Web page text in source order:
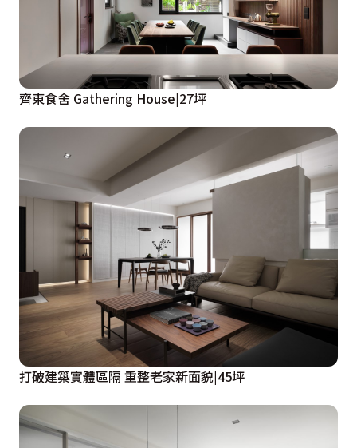
齊東食舍 Gathering House|27坪
打破建築實體區隔 重整老家新面貌|45坪